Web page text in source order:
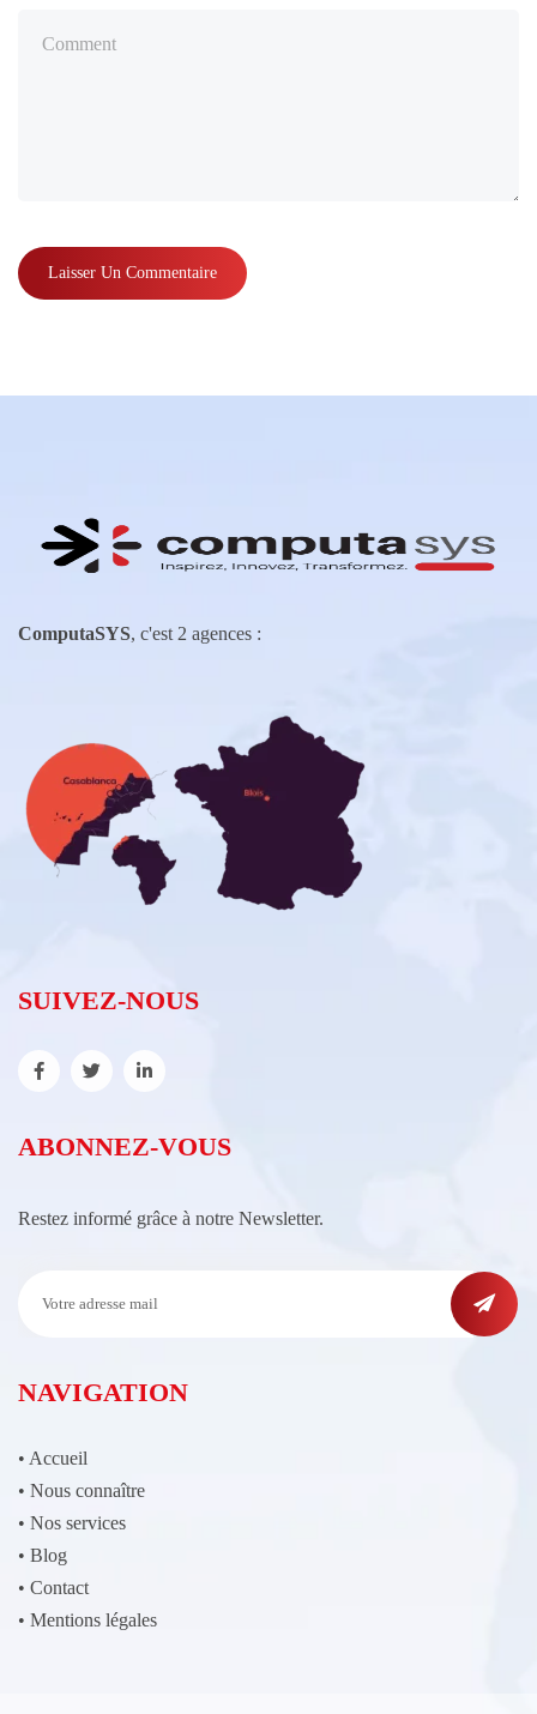
ComputaSYS, c'est 2 agences :
SUIVEZ-NOUS
ABONNEZ-VOUS
Restez informé grâce à notre Newsletter.
NAVIGATION
• Accueil
• Nous connaître
• Nos services
• Blog
• Contact
• Mentions légales